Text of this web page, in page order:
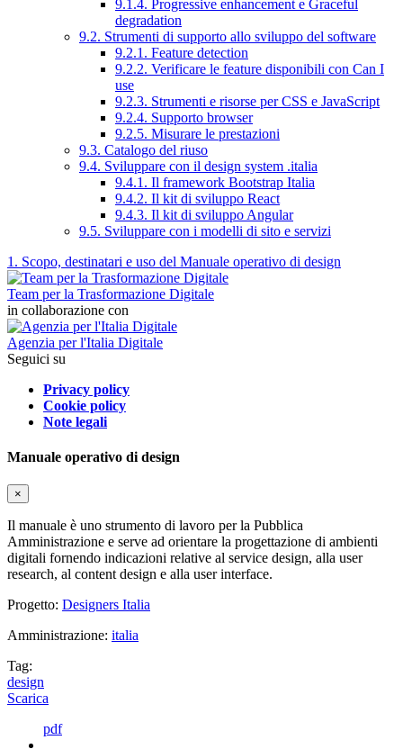
9.1.4. Progressive enhancement e Graceful
degradation
9.2. Strumenti di supporto allo sviluppo del software
9.2.1. Feature detection
9.2.2. Verificare le feature disponibili con Can I
use
9.2.3. Strumenti e risorse per CSS e JavaScript
9.2.4. Supporto browser
9.2.5. Misurare le prestazioni
9.3. Catalogo del riuso
9.4. Sviluppare con il design system .italia
9.4.1. Il framework Bootstrap Italia
9.4.2. Il kit di sviluppo React
9.4.3. Il kit di sviluppo Angular
9.5. Sviluppare con i modelli di sito e servizi
1. Scopo, destinatari e uso del Manuale operativo di design
Team per la Trasformazione Digitale
in collaborazione con
Agenzia per l'Italia Digitale
Seguici su
Privacy policy
Cookie policy
Note legali
Manuale operativo di design
×
Il manuale è uno strumento di lavoro per la Pubblica
Amministrazione e serve ad orientare la progettazione di ambienti
digitali fornendo indicazioni relative al service design, alla user
research, al content design e alla user interface.
Progetto: Designers Italia
Amministrazione: italia
Tag:
design
Scarica
pdf